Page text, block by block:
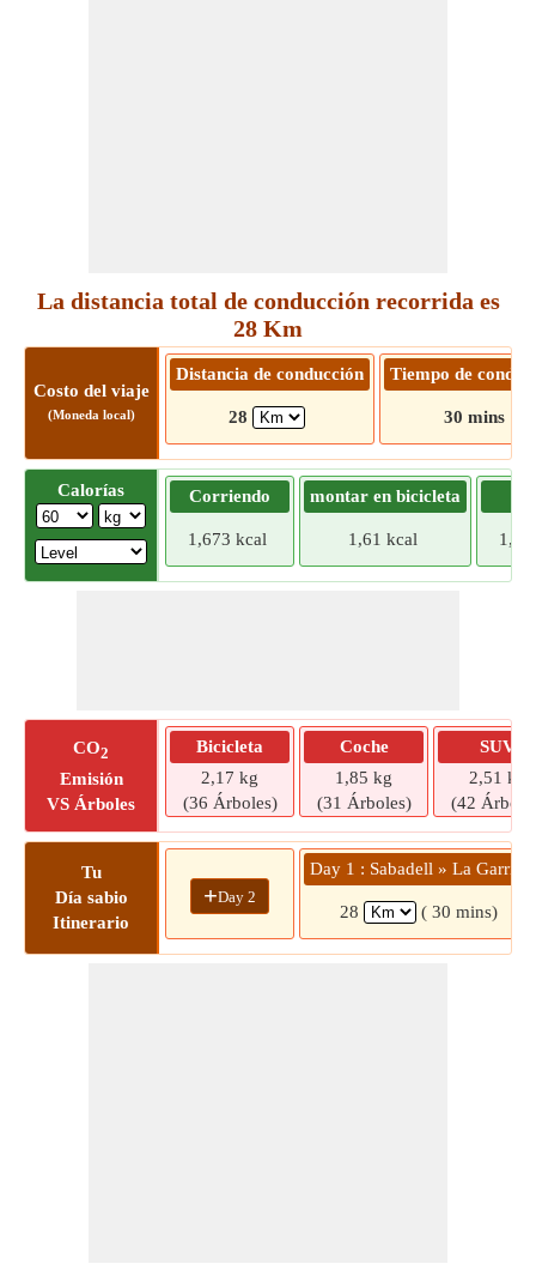
La distancia total de conducción recorrida es
28 Km
Costo del viaje
(Moneda local)
Distancia de conducción
28
Tiempo de
30 mins
Calorías Corriendo
1,673 kcal
montar en bicicleta
1,61 kcal
CO2
Emisión
VS Árboles
Bicicleta
2,17 kg
(36 Árboles)
Coche
1,85 kg
(31 Árboles)
SUV
2,51 kg
(42
Tu
Día sabio
Itinerario
+Day 2
Day 1 : Sabadell » La Garriga
28 ( 30 mins)